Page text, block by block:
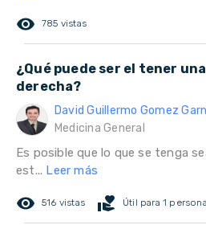
remove_red_eye 785 vistas
¿Qué puede ser el tener
derecha?
David Guillermo Gomez
Medicina General
Es posible que lo que se tenga
est... Leer más
remove_red_eye 516 vistas volunteer_activism Útil para 1